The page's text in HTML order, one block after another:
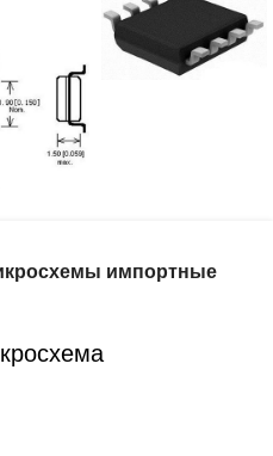
импортные